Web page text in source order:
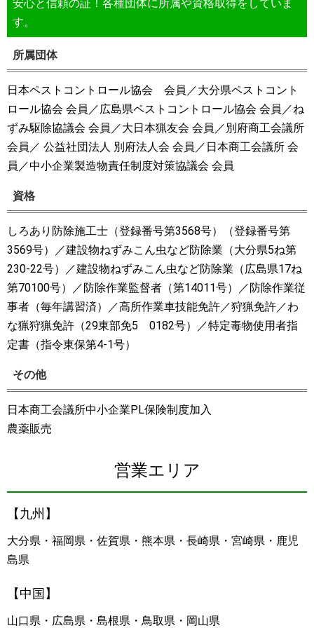
安心と信頼の証！各種団体に所属や資格取得をしていま
す。
所属団体
日本ペストコントロール協会 会員／大分県ペストコント
ロール協会 会員／広島県ペストコントロール協会 会員／ね
ずみ駆除協議会 会員／大日本猟友会 会員／別府商工会議所
会員／ 公益社団法人 別府法人会 会員／日本商工会議所 会
員／中小企業製造物責任制度対策協議会 会員
資格
しろあり防除施工士（登録番号第3568号）（登録番号第
3569号）／建設物ねずみこん虫など防除業（大分県5ね第
230-22号）／建設物ねずみこん虫など防除業（広島県17ね
第70100号）／防除作業監督者（第14011号）／防除作業従
事者（毎年講習済）／高所作業車技能免許／狩猟免許／わ
な猟狩猟免許（29東部免5 0182号）／特定毒物使用者指
定書（指令東保第4-1号）
その他
日本商工会議所中小企業PL保険制度加入
農薬販売
営業エリア
【九州】
大分県・福岡県・佐賀県・熊本県・長崎県・宮崎県・鹿児
島県
【中国】
山口県・広島県・島根県・鳥取県・岡山県